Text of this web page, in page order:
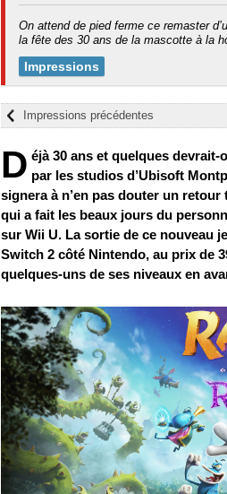
On attend de pied ferme ce remaster
la fête des 30 ans de la mascotte à la
Impressions
Impressions précédentes
D éjà 30 ans et quelques
par les studios d’Ubisoft
signera à n’en pas douter un
qui a fait les beaux jours du
sur Wii U. La sortie de ce nouveau
Switch 2 côté Nintendo, au prix de
quelques-uns de ses niveaux en